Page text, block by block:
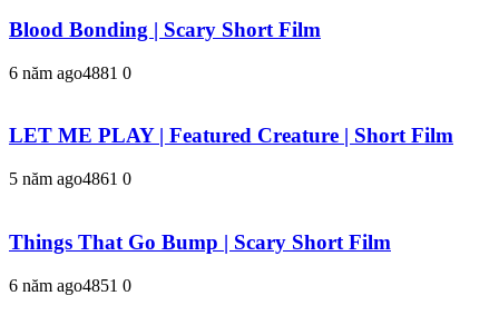
Blood Bonding | Scary Short Film
6 năm ago4881 0
LET ME PLAY | Featured Creature | Short Film
5 năm ago4861 0
Things That Go Bump | Scary Short Film
6 năm ago4851 0